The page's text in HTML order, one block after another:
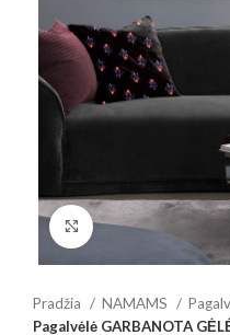
Spustelėkite, jei
Pradžia NAMAMS
Pagalvėlė GARBANOTA